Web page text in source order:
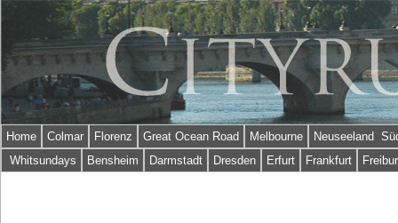
Home Colmar Florenz Great Ocean Road Melbourne
Neuseeland
Whitsundays
Bensheim Darmstadt Dresden Erfurt Frankfurt